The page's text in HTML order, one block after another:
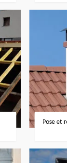
Pose et